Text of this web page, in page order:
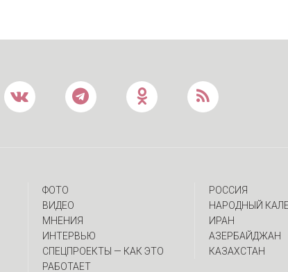
ФОТО
ВИДЕО
МНЕНИЯ
ИНТЕРВЬЮ
CПЕЦПРОЕКТЫ — КАК ЭТО
РАБОТАЕТ
РОССИЯ
НАРОДНЫЙ
ИРАН
АЗЕРБАЙДЖАН
КАЗАХСТАН